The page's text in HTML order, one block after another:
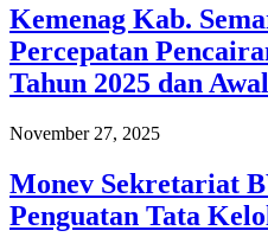
Kemenag Kab.
Percepatan
Tahun 2025 dan
November 27, 2025
Monev Sekretariat
Penguatan Tata